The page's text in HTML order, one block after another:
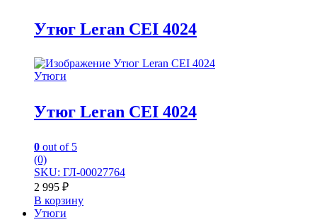
Утюг Leran CEI 4024
Утюги
Утюг Leran CEI 4024
0 out of 5
(0)
SKU: ГЛ-00027764
2 995 ₽
В корзину
Утюги